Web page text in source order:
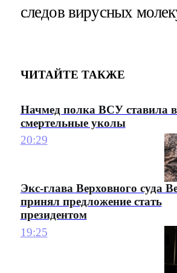
следов вирусных
ЧИТАЙТЕ ТАКЖЕ
Начмед полка ВСУ ставила
смертельные уколы
20:29
Экс-глава Верховного суда
принял предложение стать
президентом
19:25